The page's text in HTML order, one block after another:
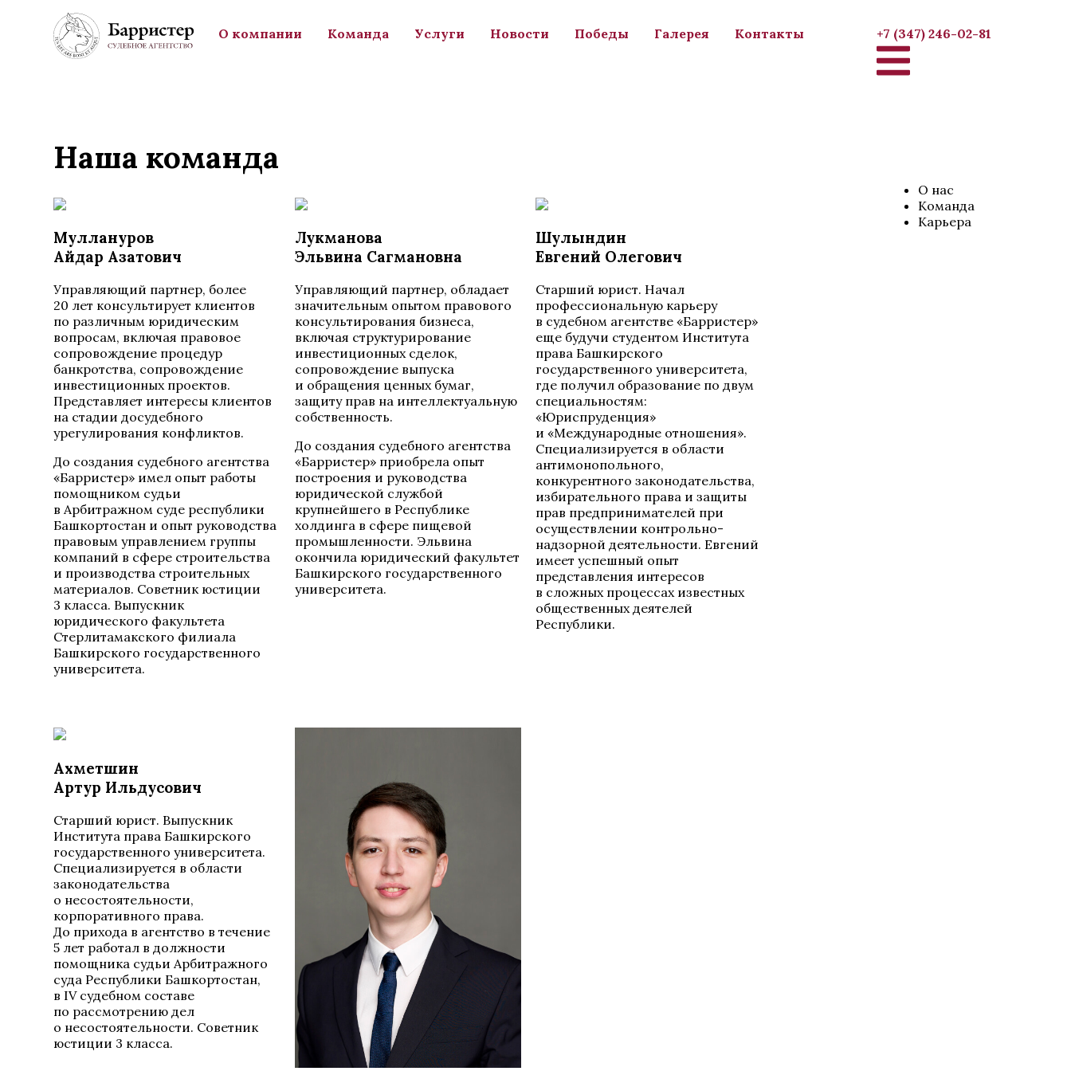
О компании
Команда Услуги Новости Победы Галерея Контакты +7 (347) 246-02-81
Наша команда
Муллануров
Айдар Азатович
Управляющий партнер, более
20 лет консультирует клиентов
по различным юридическим
вопросам, включая правовое
сопровождение процедур
банкротства, сопровождение
инвестиционных проектов.
Представляет интересы клиентов
на стадии досудебного
урегулирования конфликтов.
До создания судебного агентства
«Барристер» имел опыт работы
помощником судьи
в Арбитражном суде республики
Башкортостан и опыт руководства
правовым управлением группы
компаний в сфере строительства
и производства строительных
материалов. Советник юстиции
3 класса. Выпускник
юридического факультета
Стерлитамакского филиала
Башкирского государственного
университета.
Лукманова
Эльвина Сагмановна
Управляющий партнер, обладает
значительным опытом правового
консультирования бизнеса,
включая структурирование
инвестиционных сделок,
сопровождение выпуска
и обращения ценных бумаг,
защиту прав на интеллектуальную
собственность.
До создания судебного агентства
«Барристер» приобрела опыт
построения и руководства
юридической службой
крупнейшего в Республике
холдинга в сфере пищевой
промышленности. Эльвина
окончила юридический факультет
Башкирского государственного
университета.
Шулындин
Евгений Олегович
Cтарший юрист. Начал
профессиональную карьеру
в судебном агентстве «Барристер»
еще будучи студентом Института
права Башкирского
государственного университета,
где получил образование по двум
специальностям:
«Юриспруденция»
и «Международные отношения».
Специализируется в области
антимонопольного,
конкурентного законодательства,
избирательного права и защиты
прав предпринимателей при
осуществлении контрольно-
надзорной деятельности. Евгений
имеет успешный опыт
представления интересов
в сложных процессах известных
общественных деятелей
Республики.
Ахметшин
Артур Ильдусович
Cтарший юрист. Выпускник
Института права Башкирского
государственного университета.
Специализируется в области
законодательства
о несостоятельности,
корпоративного права.
До прихода в агентство в течение
5 лет работал в должности
помощника судьи Арбитражного
суда Республики Башкортостан,
в IV судебном составе
по рассмотрению дел
о несостоятельности. Советник
юстиции 3 класса.
О нас
Команда
Карьера